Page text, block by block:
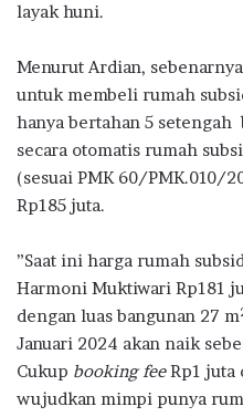
layak huni.
Menurut Ardian,
untuk membeli rumah
hanya bertahan 5 setengah
secara otomatis rumah
(sesuai PMK 60/PMK.010/
Rp185 juta.
”Saat ini harga rumah
Harmoni Muktiwari Rp181
dengan luas bangunan 27 m
Januari 2024 akan naik
Cukup booking feeRp1 juta
wujudkan mimpi punya